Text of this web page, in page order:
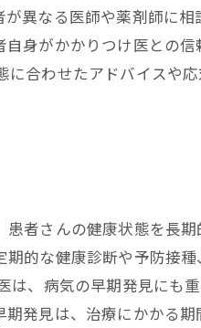
異なる医師や薬剤師に
身がかかりつけ医との
合わせたアドバイスや
者さんの健康状態を長
的な健康診断や予防接種
、病気の早期発見にも
発見は、治療にかかる